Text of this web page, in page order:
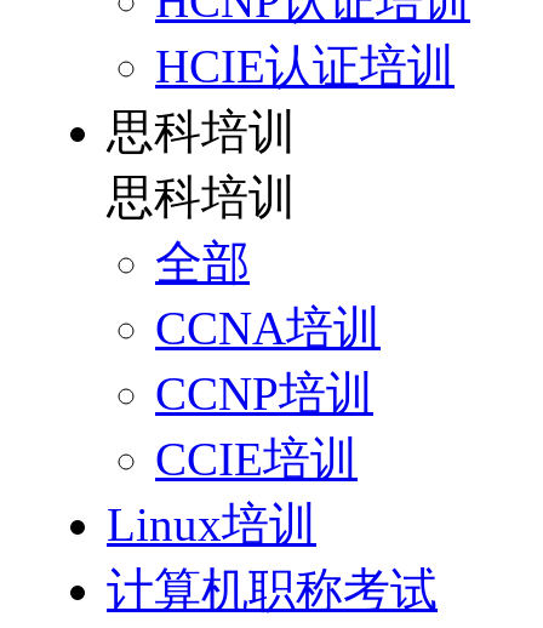
HCIE认证培训
思科培训
思科培训
全部
CCNA培训
CCNP培训
CCIE培训
Linux培训
计算机职称考试